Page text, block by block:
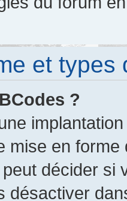
et types
?
mise en forme
peut décider
désactiver